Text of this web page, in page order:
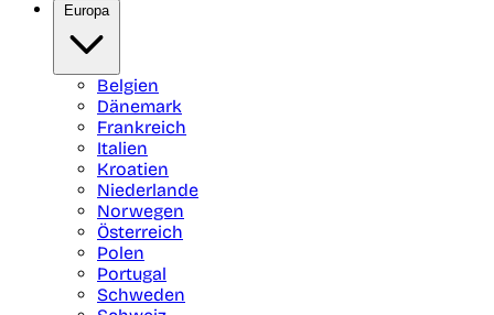
Europa
Belgien
Dänemark
Frankreich
Italien
Kroatien
Niederlande
Norwegen
Österreich
Polen
Portugal
Schweden